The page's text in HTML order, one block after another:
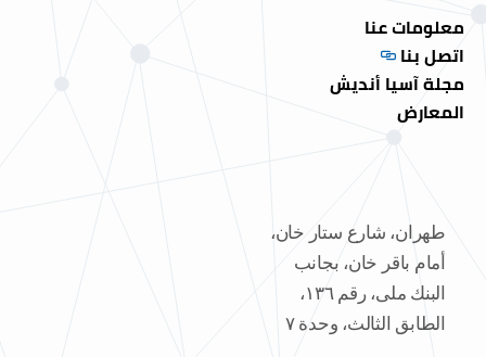
معلومات عنا
اتصل بنا
مجلة آسيا أنديش
المعارض
طهران، شارع ستار خان،
أمام باقر خان، بجانب
البنك ملی، رقم ١٣٦،
الطابق الثالث، وحدة ٧